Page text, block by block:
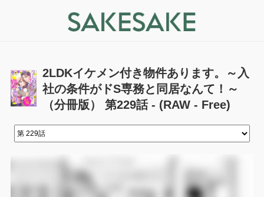
2LDKイケメン付き物件あります。～入
社の条件がドS専務と同居なんて！～
（分冊版） 第229話 - (RAW - Free)